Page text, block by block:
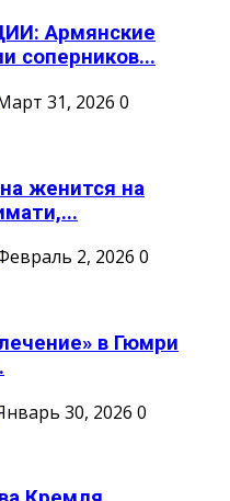
Армянские
соперников...
31, 2026 0
женится на
2, 2026 0
в Гюмри
30, 2026 0